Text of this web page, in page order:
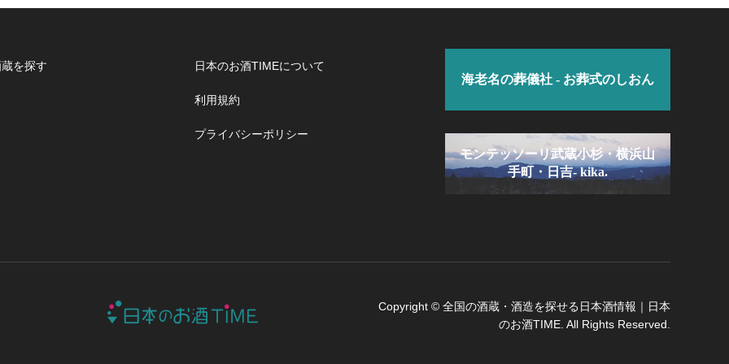
を探す 日本のお酒TIMEについて
利用規約
プライバシーポリシー
海老名の葬儀社 - お葬式のしおん
モンテッソーリ武蔵小杉・横浜山
手町・日吉- kika.
Copyright © 全国の酒蔵・酒造を探せる日本酒情報｜日本
のお酒TIME. All Rights Reserved.